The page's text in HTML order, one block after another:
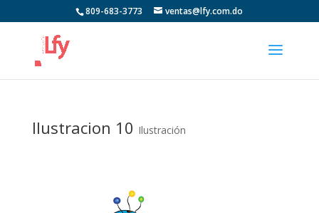
809-683-3773 ventas@lfy.com.do
Ilustracion 10 Ilustración